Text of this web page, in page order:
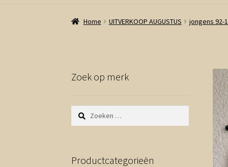
Home UITVERKOOP AUGUSTUS jongens 92-
Zoek op merk
Zoeken
naar:
Productcategorieën